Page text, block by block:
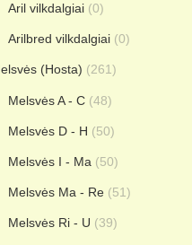
Aril vilkdalgiai (0)
Arilbred vilkdalgiai (0)
(Hosta) (261)
Melsvės A - C (48)
Melsvės D - H (50)
Melsvės I - Ma (50)
Melsvės Ma - Re (51)
Melsvės Ri - U (39)